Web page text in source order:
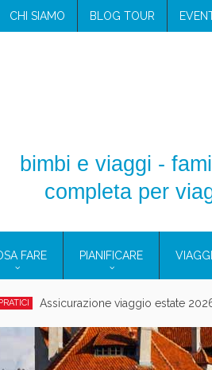
CHI SIAMO BLOG TOUR
bimbi e viaggi -
completa per
FARE PIANIFICARE VIAGGI
Cosmetici solidi in viaggio: i
CAMPANIA Villaggio
CAMPEGGIO